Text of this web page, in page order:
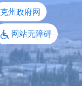
克州政府网
网站无障碍